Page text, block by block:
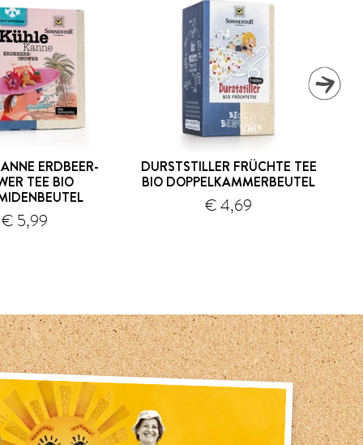
ERDBEER-
TEE BIO
€ 5,99
DURSTSTILLER FRÜCHTE TEE
BIO DOPPELKAMMERBEUTEL
€ 4,69Versand